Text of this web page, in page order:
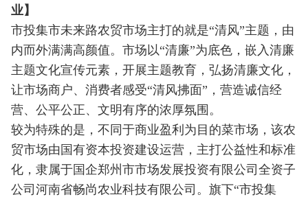
业】
市投集市未来路农贸市场主打的就是“清风”主题，由
内而外满满高颜值。市场以“清廉”为底色，嵌入清廉
主题文化宣传元素，开展主题教育，弘扬清廉文化，
让市场商户、消费者感受“清风拂面”，营造诚信经
营、公平公正、文明有序的浓厚氛围。
较为特殊的是，不同于商业盈利为目的菜市场，该农
贸市场由国有资本投资建设运营，主打公益性和标准
化，隶属于国企郑州市市场发展投资有限公司全资子
公司河南省畅尚农业科技有限公司。旗下“市投集